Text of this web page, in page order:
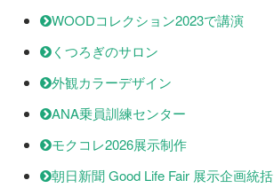
WOODコレクション2023で講演
くつろぎのサロン
外観カラーデザイン
ANA乗員訓練センター
モクコレ2026展示制作
朝日新聞 Good Life Fair 展示企画統括